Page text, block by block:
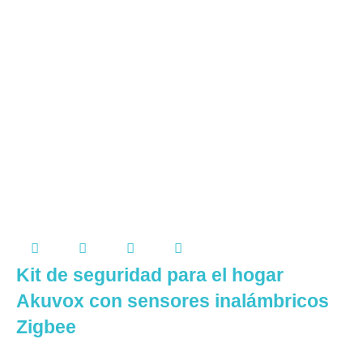
Kit de seguridad para el hogar
Akuvox con sensores inalámbricos
Zigbee